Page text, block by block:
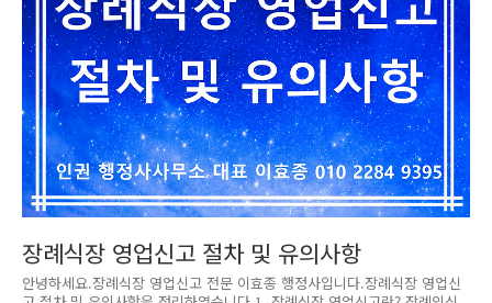
장례식장 영업신고 절차 및 유의사항
안녕하세요.장례식장 영업신고 전문 이효종 행정사입니다.장례식장 영업신